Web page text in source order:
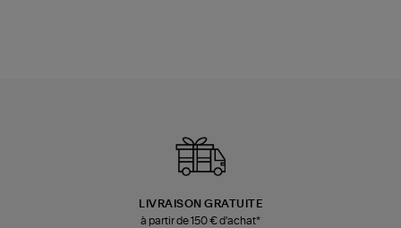
LIVRAISON GRATUITE
à partir de 150 € d'achat*